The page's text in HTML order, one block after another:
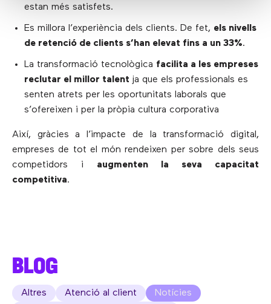
estan més satisfets.
Es millora l’experiència dels clients. De fet, els nivells
de retenció de clients s’han elevat fins a un 33%.
La transformació tecnològica facilita a les empreses
reclutar el millor talent ja que els professionals es
senten atrets per les oportunitats laborals que
s’ofereixen i per la pròpia cultura corporativa
Així, gràcies a l’impacte de la transformació digital,
empreses de tot el món rendeixen per sobre dels seus
competidors i augmenten la seva capacitat
competitiva.
BLOG
Altres Atenció al client
Notícies